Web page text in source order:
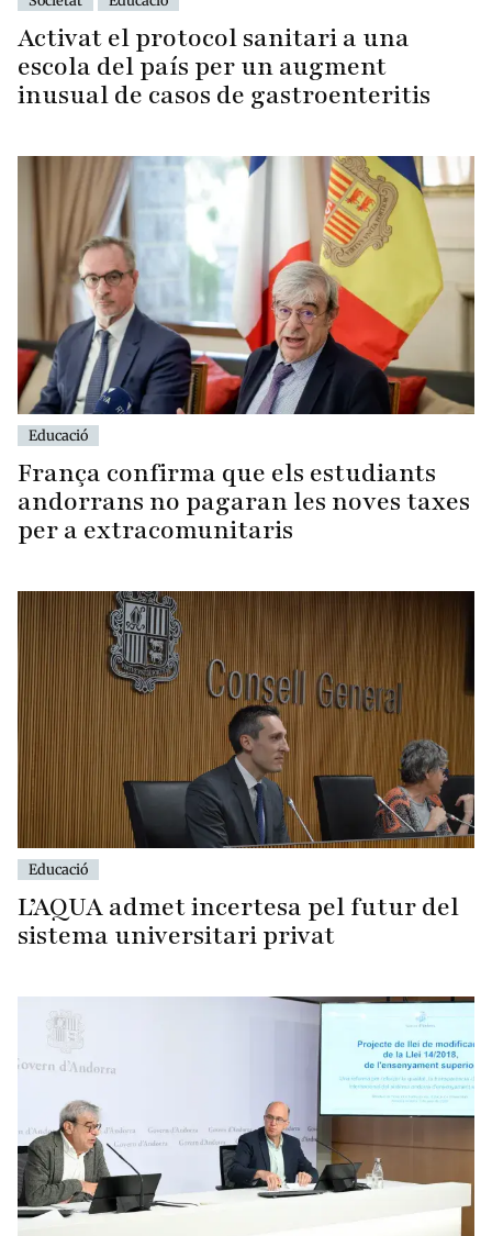
Activat el protocol sanitari a una
escola del país per un augment
inusual de casos de gastroenteritis
Educació
França confirma que els estudiants
andorrans no pagaran les noves taxes
per a extracomunitaris
Educació
L’AQUA admet incertesa pel futur del
sistema universitari privat